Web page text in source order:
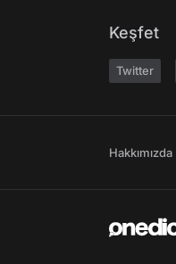
Keşfet
Twitter
Hakkımızda